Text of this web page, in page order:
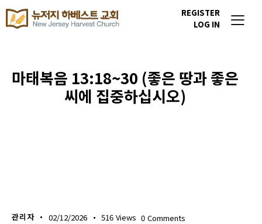
REGISTER
LOG IN
마태복음 13:18~30 (좋은 땅과 좋은
씨에 집중하십시오)
관리자 02/12/2026 516 Views 0 Comments